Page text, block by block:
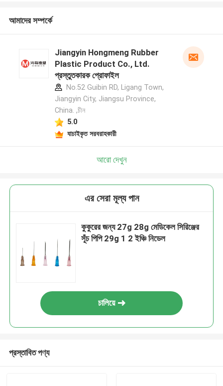
আমাদের সম্পর্কে
Jiangyin Hongmeng Rubber
Plastic Product Co., Ltd.
প্রস্তুতকারক প্রোফাইল
No.52 Guibin RD, Ligang Town,
Jiangyin City, Jiangsu Province,
China. ,চীন
5.0
যাচাইকৃত সরবরাহকারী
আরো দেখুন
এর সেরা মূল্য পান
কুকুরের জন্য 27g 28g মেডিকেল সিরিঞ্জের
সূঁচ পিপি 29g 1 2 ইঞ্চি নিডেল
চালিয়ে
প্রস্তাবিত পণ্য